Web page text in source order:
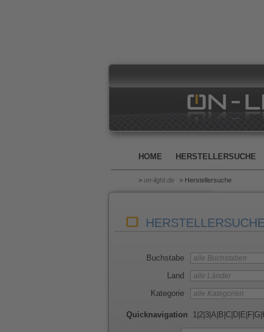
HOME HERSTELLERSUCHE
> on-light.de > Herstellersuche
HERSTELLERSUCHE
Buchstabe
Land
Kategorie
Quicknavigation 1 2 3 A B C D E F G